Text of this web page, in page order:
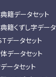
籍データセット
籍くずし字データ
データセット
データセット
ータセット